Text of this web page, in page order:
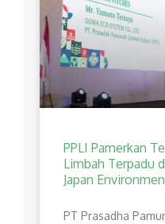
PPLI Pamerkan
Limbah Terpadu
Japan
PT Prasadha